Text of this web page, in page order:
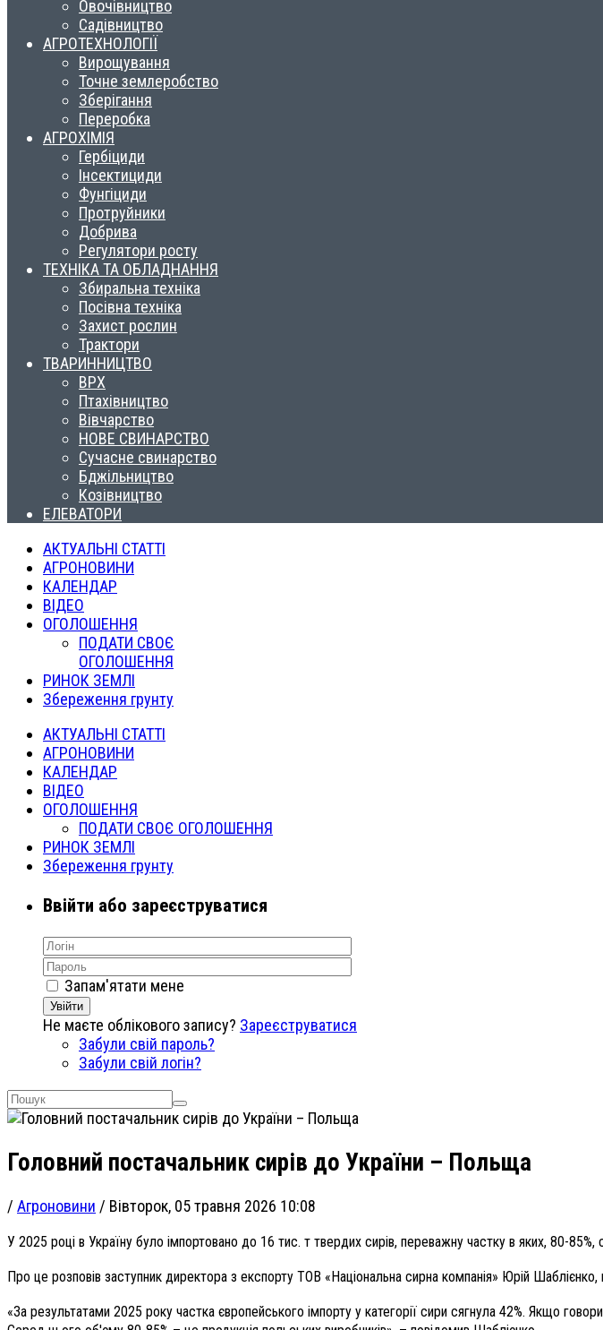
Овочівництво
Садівництво
АГРОТЕХНОЛОГІЇ
Вирощування
Точне землеробство
Зберігання
Переробка
АГРОХІМІЯ
Гербіциди
Інсектициди
Фунгіциди
Протруйники
Добрива
Регулятори росту
ТЕХНІКА ТА ОБЛАДНАННЯ
Збиральна техніка
Посівна техніка
Захист рослин
Трактори
ТВАРИННИЦТВО
ВРХ
Птахівництво
Вівчарство
НОВЕ СВИНАРСТВО
Сучасне свинарство
Бджільництво
Козівництво
ЕЛЕВАТОРИ
АКТУАЛЬНІ СТАТТІ
АГРОНОВИНИ
КАЛЕНДАР
ВІДЕО
ОГОЛОШЕННЯ
ПОДАТИ СВОЄ
ОГОЛОШЕННЯ
РИНОК ЗЕМЛІ
Збереження грунту
АКТУАЛЬНІ СТАТТІ
АГРОНОВИНИ
КАЛЕНДАР
ВІДЕО
ОГОЛОШЕННЯ
ПОДАТИ СВОЄ ОГОЛОШЕННЯ
РИНОК ЗЕМЛІ
Збереження грунту
Ввійти або зареєструватися
Запам'ятати мене
Увійти
Не маєте облікового запису? Зареєструватися
Забули свій пароль?
Забули свій логін?
Головний постачальник сирів до України – Польща
/ Агроновини / Вівторок, 05 травня 2026 10:08
У 2025 році в Україну було імпортовано до 16 тис. т твердих сирів, переважну частку в яких, 80-85%,
Про це розповів заступник директора з експорту ТОВ «Національна сирна компанія» Юрій
«За результатами 2025 року частка європейського імпорту у категорії сири сягнула 42%. Якщо